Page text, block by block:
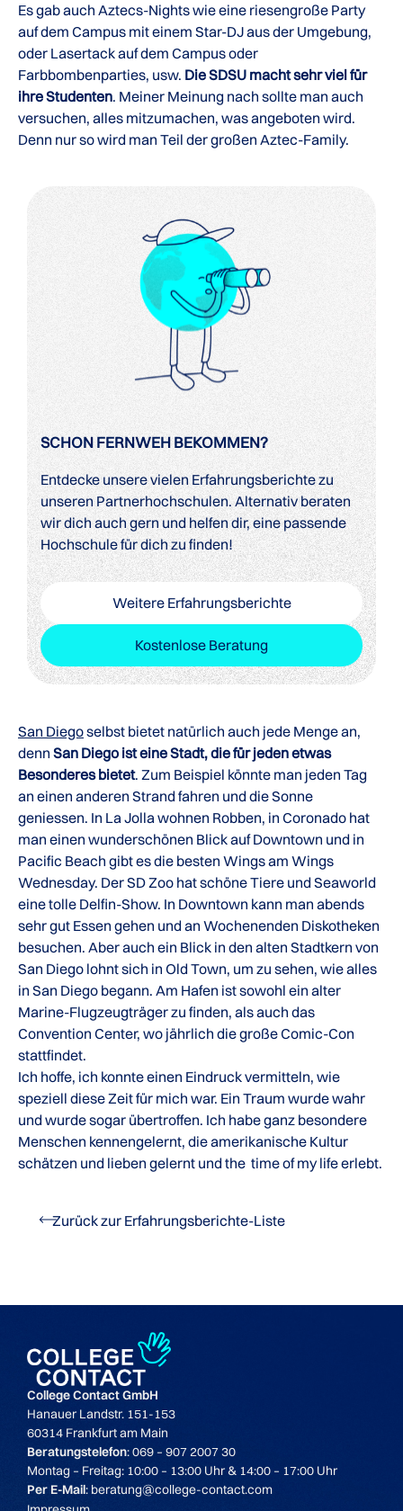
Es gab auch Aztecs-Nights wie eine riesengroße Party
auf dem Campus mit einem Star-DJ aus der Umgebung,
oder Lasertack auf dem Campus oder
Farbbombenparties, usw. Die SDSU macht sehr viel für
ihre Studenten. Meiner Meinung nach sollte man auch
versuchen, alles mitzumachen, was angeboten wird.
Denn nur so wird man Teil der großen Aztec-Family.
SCHON FERNWEH BEKOMMEN?
Entdecke unsere vielen Erfahrungsberichte zu
unseren Partnerhochschulen. Alternativ beraten
wir dich auch gern und helfen dir, eine passende
Hochschule für dich zu finden!
Weitere Erfahrungsberichte
Kostenlose Beratung
San Diegoselbst bietet natürlich auch jede Menge an,
denn San Diego ist eine Stadt, die für jeden etwas
Besonderes bietet. Zum Beispiel könnte man jeden Tag
an einen anderen Strand fahren und die Sonne
geniessen. In La Jolla wohnen Robben, in Coronado hat
man einen wunderschönen Blick auf Downtown und in
Pacific Beach gibt es die besten Wings am Wings
Wednesday. Der SD Zoo hat schöne Tiere und Seaworld
eine tolle Delfin-Show. In Downtown kann man abends
sehr gut Essen gehen und an Wochenenden Diskotheken
besuchen. Aber auch ein Blick in den alten Stadtkern von
San Diego lohnt sich in Old Town, um zu sehen, wie alles
in San Diego begann. Am Hafen ist sowohl ein alter
Marine-Flugzeugträger zu finden, als auch das
Convention Center, wo jährlich die große Comic-Con
stattfindet.
Ich hoffe, ich konnte einen Eindruck vermitteln, wie
speziell diese Zeit für mich war. Ein Traum wurde wahr
und wurde sogar übertroffen. Ich habe ganz besondere
Menschen kennengelernt, die amerikanische Kultur
schätzen und lieben gelernt und the time of my life erlebt.
Zurück zur Erfahrungsberichte-Liste
College Contact GmbH
Hanauer Landstr. 151-153
60314 Frankfurt am Main
Beratungstelefon: 069 – 907 2007 30
Montag – Freitag: 10:00 – 13:00 Uhr & 14:00 – 17:00 Uhr
Per E-Mail: beratung@college-contact.com